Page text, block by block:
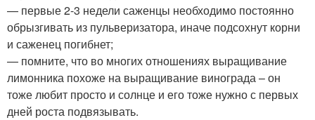
— первые 2-3 недели саженцы необходимо постоянно
обрызгивать из пульверизатора, иначе подсохнут корни
и саженец погибнет;
— помните, что во многих отношениях выращивание
лимонника похоже на выращивание винограда – он
тоже любит просто и солнце и его тоже нужно с первых
дней роста подвязывать.